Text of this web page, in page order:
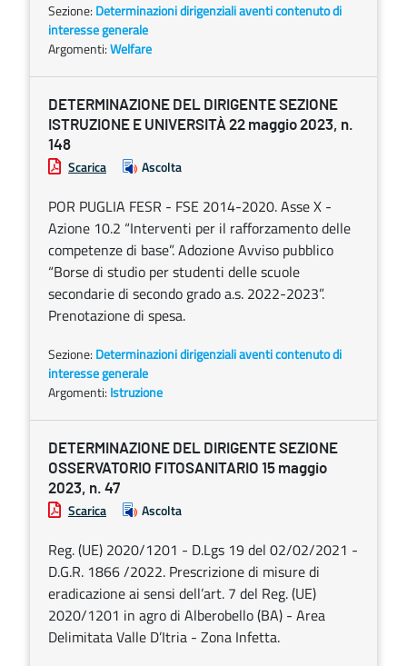
Sezione: Determinazioni dirigenziali aventi contenuto di
interesse generale
Argomenti:Welfare
DETERMINAZIONE DEL DIRIGENTE SEZIONE
ISTRUZIONE E UNIVERSITÀ 22 maggio 2023, n.
148
Scarica Ascolta
POR PUGLIA FESR - FSE 2014-2020. Asse X -
Azione 10.2 “Interventi per il rafforzamento delle
competenze di base”. Adozione Avviso pubblico
“Borse di studio per studenti delle scuole
secondarie di secondo grado a.s. 2022-2023”.
Prenotazione di spesa.
Sezione: Determinazioni dirigenziali aventi contenuto di
interesse generale
Argomenti: Istruzione
DETERMINAZIONE DEL DIRIGENTE SEZIONE
OSSERVATORIO FITOSANITARIO 15 maggio
2023, n. 47
Scarica Ascolta
Reg. (UE) 2020/1201 - D.Lgs 19 del 02/02/2021 -
D.G.R. 1866 /2022. Prescrizione di misure di
eradicazione ai sensi dell’art. 7 del Reg. (UE)
2020/1201 in agro di Alberobello (BA) - Area
Delimitata Valle D’Itria - Zona Infetta.